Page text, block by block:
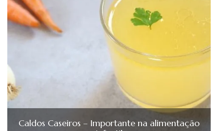
Caldos Caseiros – Importante na alimentação